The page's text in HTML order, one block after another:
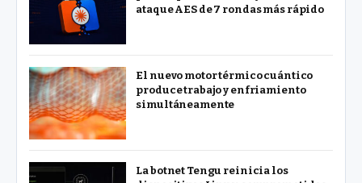
ataque AES de 7 rondas más rápido
El nuevo motor térmico cuántico
produce trabajo y enfriamiento
simultáneamente
La botnet Tengu reinicia los